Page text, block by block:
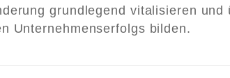
grundlegend vitalisieren
Unternehmenserfolgs bilden.